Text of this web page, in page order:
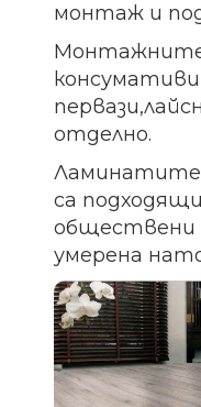
монтаж и
Монтажните
отделно.
Ламинатите
са
обществени
умерена